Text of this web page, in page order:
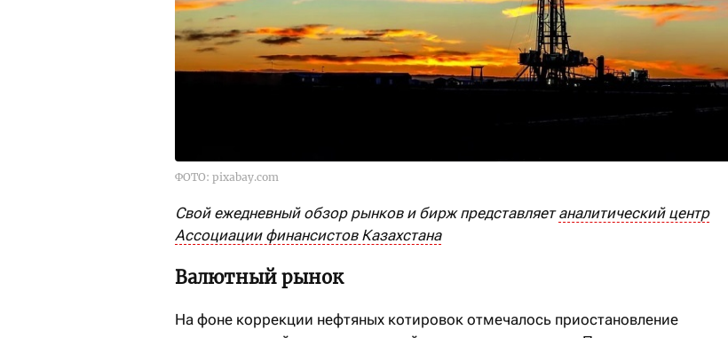
ФОТО: pixabay.com
Свой ежедневный обзор рынков и бирж представляетаналитический центр
Ассоциации финансистов Казахстана
Валютный рынок
На фоне коррекции нефтяных котировок отмечалось приостановление